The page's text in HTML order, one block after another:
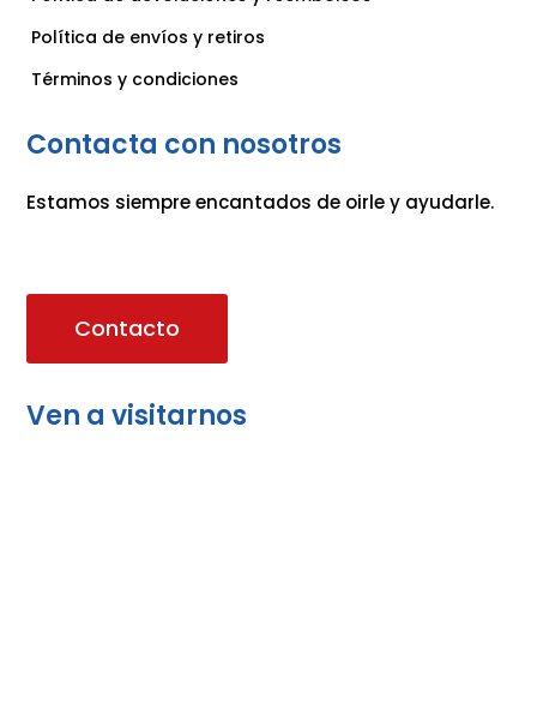
Política de envíos y retiros
Términos y condiciones
Contacta con nosotros
Estamos siempre encantados de oirle y ayudarle.
Contacto
Ven a visitarnos